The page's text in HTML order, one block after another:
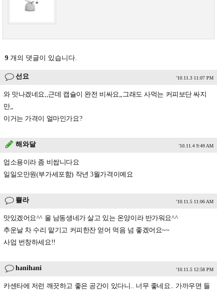
9 개의 댓글이 있습니다.
선요 '10.11.3 11:07 PM
와 맛나겠네요,,근데 캡슐이 완전 비싸요,,그래도 사먹는 커피보단 싸지
만,,
이거는 가격이 얼마인가요?
해와달 '10.11.4 9:49 AM
업소용이라 좀 비쌉니다요
일일오만원(부가세포함) 작년 3월가격이예요
쁄라 '10.11.5 11:06 AM
맛있겠어요^^ 울 남동생네가 살고 있는 온양이라 반가워요^^
추운날 차 수리 맡기고 커피한잔 얻어 먹음 넘 좋겠어요~~
사업 번창하세요!!
hanihani '10.11.5 12:58 PM
카센타에 저런 깨끗하고 좋은 공간이 있다니.. 너무 좋네요.. 가까우면 들